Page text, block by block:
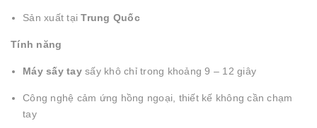
Sản xuất tạiTrung Quốc
Tính năng
Máy sấy taysấy khô chỉ trong khoảng 9 – 12 giây
Công nghệ cảm ứng hồng ngoại, thiết kế không cần chạm
tay